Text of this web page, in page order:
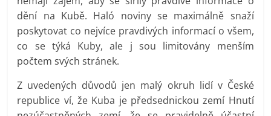
dění na Kubě. Haló noviny se maximálně snaží
poskytovat co nejvíce pravdivých informací o všem,
co se týká Kuby, ale j sou limitovány menším
počtem svých stránek.
Z uvedených důvodů jen malý okruh lidí v České
republice ví, že Kuba je předsednickou zemí Hnutí